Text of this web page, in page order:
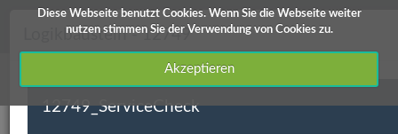
Diese Webseite benutzt Cookies. Wenn Sie die Webseite weiter
nutzen stimmen Sie der Verwendung von Cookies zu.
Akzeptieren
knx-user-forum Service
Logikbaustein - 12749
12749_ServiceCheck